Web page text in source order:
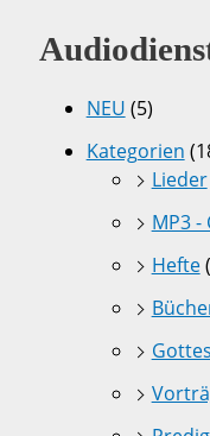
NEU (5)
Kategorien
Lieder
MP3 -
Hefte